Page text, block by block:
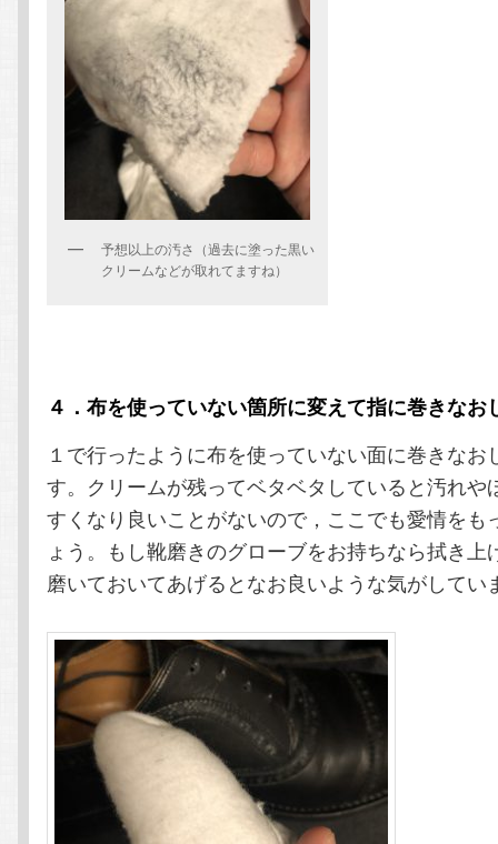
予想以上の汚さ（過去に塗った黒い
クリームなどが取れてますね）
４．布を使っていない箇所に変えて指に巻きなお
１で行ったように布を使っていない面に巻きなお
す。クリームが残ってベタベタしていると汚れや
すくなり良いことがないので，ここでも愛情をも
ょう。もし靴磨きのグローブをお持ちなら拭き上
磨いておいてあげるとなお良いような気がしてい